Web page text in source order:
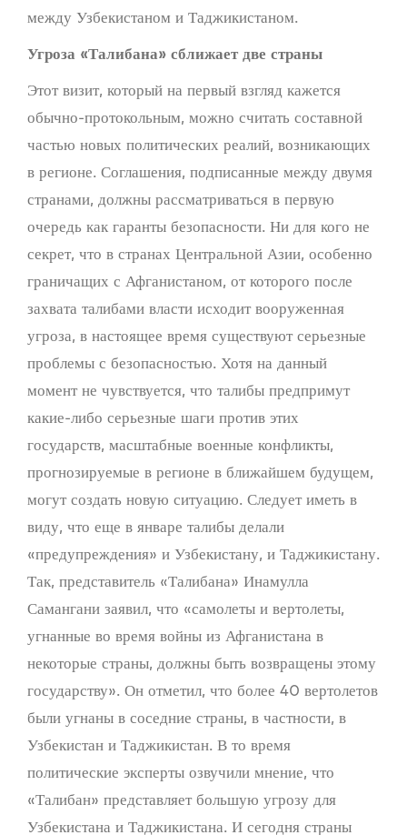
между Узбекистаном и Таджикистаном.
Угроза «Талибана» сближает две страны
Этот визит, который на первый взгляд кажется
обычно-протокольным, можно считать составной
частью новых политических реалий, возникающих
в регионе. Соглашения, подписанные между двумя
странами, должны рассматриваться в первую
очередь как гаранты безопасности. Ни для кого не
секрет, что в странах Центральной Азии, особенно
граничащих с Афганистаном, от которого после
захвата талибами власти исходит вооруженная
угроза, в настоящее время существуют серьезные
проблемы с безопасностью. Хотя на данный
момент не чувствуется, что талибы предпримут
какие-либо серьезные шаги против этих
государств, масштабные военные конфликты,
прогнозируемые в регионе в ближайшем будущем,
могут создать новую ситуацию. Следует иметь в
виду, что еще в январе талибы делали
«предупреждения» и Узбекистану, и Таджикистану.
Так, представитель «Талибана» Инамулла
Самангани заявил, что «самолеты и вертолеты,
угнанные во время войны из Афганистана в
некоторые страны, должны быть возвращены этому
государству». Он отметил, что более 40 вертолетов
были угнаны в соседние страны, в частности, в
Узбекистан и Таджикистан. В то время
политические эксперты озвучили мнение, что
«Талибан» представляет большую угрозу для
Узбекистана и Таджикистана. И сегодня страны